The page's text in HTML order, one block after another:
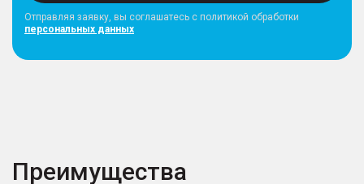
Отправляя заявку, вы соглашатесь с политикой обработки
персональных данных
Преимущества